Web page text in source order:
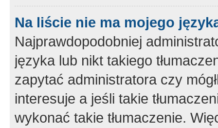
Na liście nie ma mojego
Najprawdopodobniej
języka lub nikt takiego
zapytać administratora czy
interesuje a jeśli takie
wykonać takie tłumaczenie.